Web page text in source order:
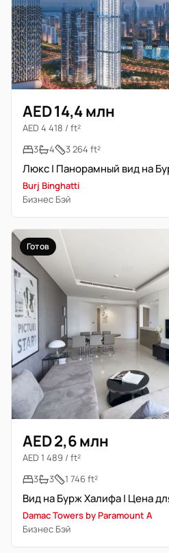
AED 14,4 млн
AED 4 418 / ft²
3
4 3 264 ft²
Люкс | Панорамный вид на
Burj Binghatti
Бизнес Бэй
Готов
AED 2,6 млн
AED 1 489 / ft²
3
3 1 746 ft²
Вид на Бурж Халифа | Цена
Damac Towers by Paramount A
Бизнес Бэй